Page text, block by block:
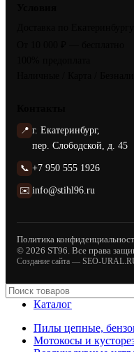
📍 г. Екатеринбург,
пер. Слободской, д. 45
📞 +7 950 555 1926
✉️ info@stihl96.ru
Политика
© 2026 ST96. Все права
Создание сайта — SEO-
Каталог
Пилы цепные,
Мотокосы и